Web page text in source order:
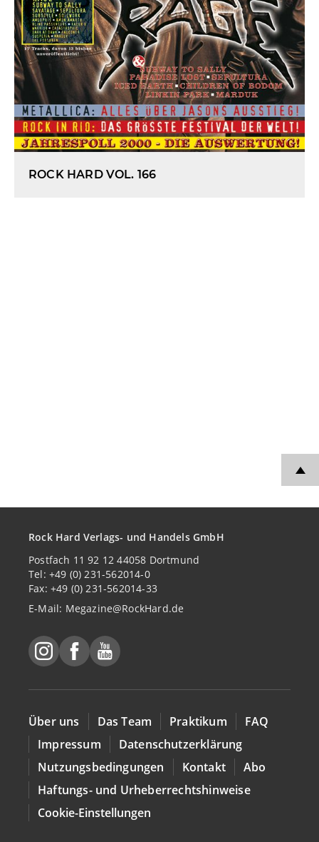
ROCK HARD VOL. 166
Rock Hard Verlags- und Handels GmbH
Postfach 11 92 12 44058 Dortmund
Tel: +49 (0) 231-562014-0
Fax: +49 (0) 231-562014-33
E-Mail: Megazine@RockHard.de
Über uns Das Team Praktikum
FAQ
Impressum
Datenschutzerklärung
Nutzungsbedingungen
Kontakt
Abo
Haftungs- und Urheberrechtshinweise
Cookie-Einstellungen